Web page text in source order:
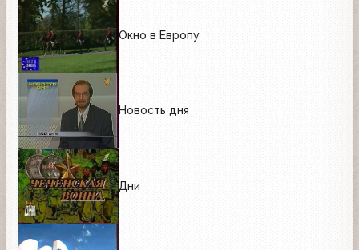
Окно в Европу
Новость дня
Дни